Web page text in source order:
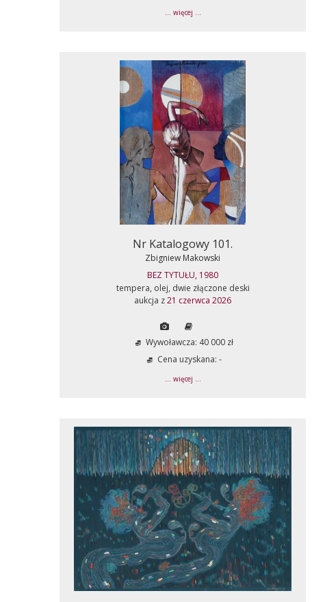
... więcej ...
Nr Katalogowy 101.
Zbigniew Makowski
BEZ TYTUŁU, 1980
tempera, olej, dwie złączone deski
aukcja z21 czerwca 2026
Wywoławcza: 40 000 zł
Cena uzyskana: -
... więcej ...